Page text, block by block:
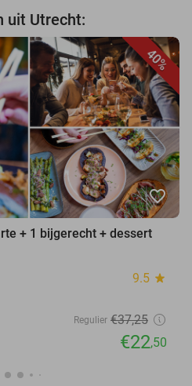
uit Utrecht:
40%
favorite_border
+ 1 bijgerecht + dessert
9.5 star
Regulier €37,25
€22,50